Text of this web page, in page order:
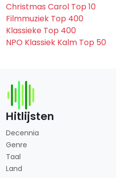
Christmas Carol Top 10
Filmmuziek Top 400
Klassieke Top 400
NPO Klassiek Kalm Top 50
Hitlijsten
Decennia
Genre
Taal
Land